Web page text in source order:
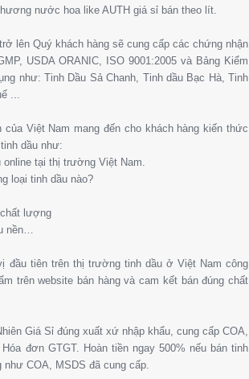
nước hoa like AUTH giá sỉ bán theo lít.
lên Quý khách hàng sẽ cung cấp các chứng nhận
USDA ORANIC, ISO 9001:2005 và Bảng Kiểm
như: Tinh Dầu Sả Chanh, Tinh dầu Bạc Hà, Tinh
...
Việt Nam mang đến cho khách hàng kiến thức
dầu như:
tại thị trường Việt Nam.
loại tinh dầu nào?
lượng
nền…
đầu tiên trên thị trường tinh dầu ở Việt Nam công
trên website bán hàng và cam kết bán đúng chất
Giá Sỉ đúng xuất xứ nhập khẩu, cung cấp COA,
đơn GTGT. Hoàn tiền ngay 500% nếu bán tinh
COA, MSDS đã cung cấp.